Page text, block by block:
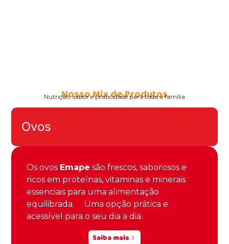
Nosso Mix de Produtos
Nutrição, sabor e praticidade para toda a família
Ovos
Os ovos Emape são frescos, saborosos e
ricos em proteínas, vitaminas e minerais
essenciais para uma alimentação
equilibrada. Uma opção prática e
acessível para o seu dia a dia.
Saiba mais